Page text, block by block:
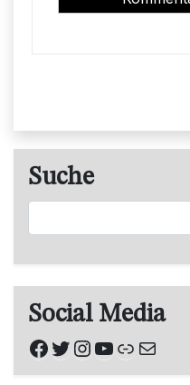
Suche
Suchen
Social Media
Facebook
Twitter
Instagram
YouTube
Link
E-Mail